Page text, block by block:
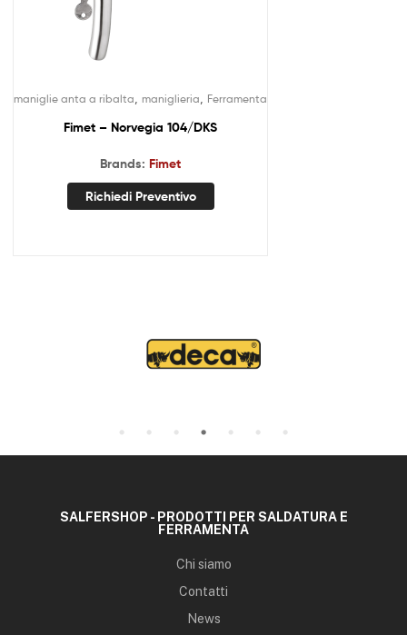
maniglie anta a ribalta maniglieria Ferramenta
Fimet – Norvegia 104/DKS
Brands: Fimet
Richiedi Preventivo
SALFERSHOP - PRODOTTI PER SALDATURA E
FERRAMENTA
Chi siamo
Contatti
News